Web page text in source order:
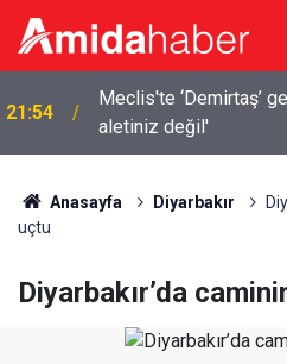
21:54
Meclis'te ‘Demirtaş’
aletiniz değil'
Anasayfa Diyarbakır
uçtu
Diyarbakır’da